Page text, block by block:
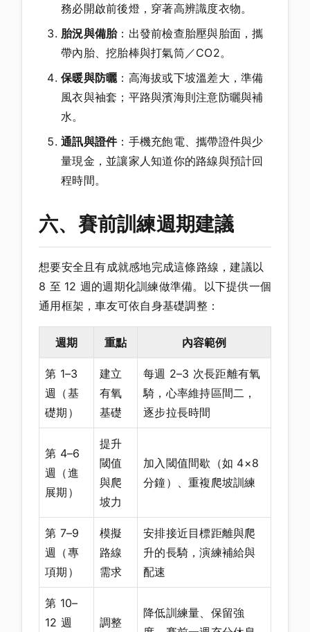
務必開啟前後燈，穿著高辨識度衣物。
胎況與備胎：出發前檢查胎壓與胎面，攜
帶內胎、挖胎棒與打氣筒／CO2。
保暖與防曬 ：高海拔或下坡溫差大，準備
風衣與袖套；平路與濱海則注意防曬與補
水。
通訊與證件：手機充飽電、攜帶證件與少
量現金，並讓家人知道你的路線與預計回
程時間。
六、賽前訓練週期建議
想要安全且有成就感地完成這條路線，建議以
8 至 12 週的週期化訓練做準備。以下提供一個
通用框架，車友可依自身基礎調整：
週期 重點 內容範例
第 1–3
週（基
礎期）
建立
有氧
基礎
每週 2–3 次長距離有氧
騎，心率維持區間二，
逐步拉長時間
第 4–6
週（進
展期）
提升
閾值
與爬
坡力
加入閾值間歇（如 4×8
分鐘）、重複爬坡訓練
第 7–9
週（專
項期）
模擬
路線
需求
安排接近目標距離與爬
升的長騎，演練補給與
配速
第 10–
12 週
調整
降低訓練量、保留強